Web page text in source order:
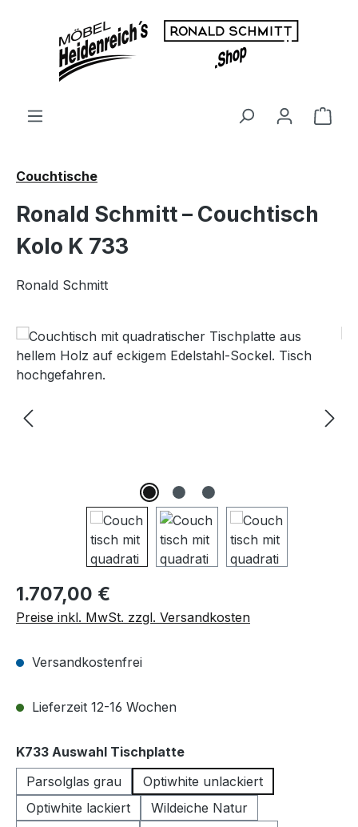
Zum Hauptinhalt springen
Couchtische
Ronald Schmitt – Couchtisch
Kolo K 733
Ronald Schmitt
Bildergalerie überspringen
Regulärer Preis:
1.707,00 €
Preise inkl. MwSt. zzgl. Versandkosten
Versandkostenfrei
Lieferzeit 12-16 Wochen
K733 Auswahl Tischplatteauswählen
Parsolglas grau
Optiwhite unlackiert
Optiwhite lackiert
Wildeiche Natur